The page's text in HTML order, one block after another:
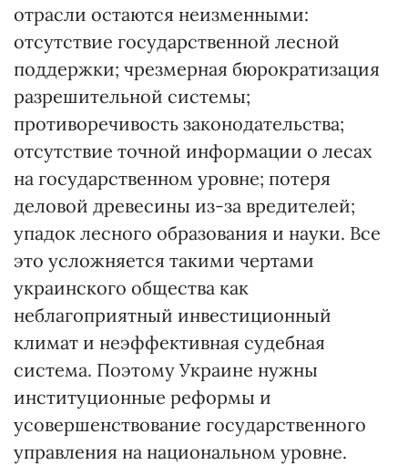
отрасли остаются неизменными:
отсутствие государственной лесной
поддержки; чрезмерная бюрократизация
разрешительной системы;
противоречивость законодательства;
отсутствие точной информации о лесах
на государственном уровне; потеря
деловой древесины из-за вредителей;
упадок лесного образования и науки. Все
это усложняется такими чертами
украинского общества как
неблагоприятный инвестиционный
климат и неэффективная судебная
система. Поэтому Украине нужны
институционные реформы и
усовершенствование государственного
управления на национальном уровне.